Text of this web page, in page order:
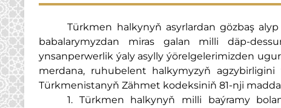
Türkmen halkynyň asyrlardan gözbaş
babalarymyzdan miras galan milli däp-
ynsanperwerlik ýaly asylly ýörelgelerimizden
merdana, ruhubelent halkymyzyň
Türkmenistanyň Zähmet kodeksiniň 81-nji
1. Türkmen halkynyň milli baýramy